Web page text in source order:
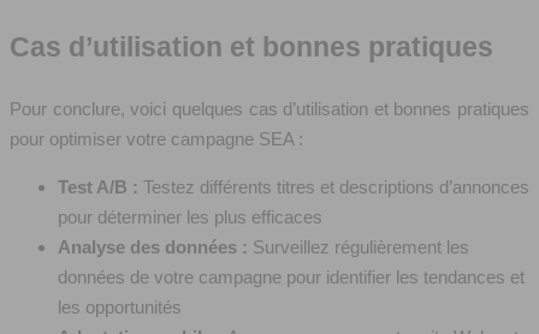
Cas d’utilisation et bonnes pratiques
Pour conclure, voici quelques cas d’utilisation et bonnes pratiques
pour optimiser votre campagne SEA :
Test A/B : Testez différents titres et descriptions d’annonces
pour déterminer les plus efficaces
Analyse des données : Surveillez régulièrement les
données de votre campagne pour identifier les tendances et
les opportunités